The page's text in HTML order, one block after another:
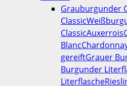
Grauburgunder
Classic
ClassicAuxerrois
Blanc
gereiftGrauer
Burgunder
Literflasche